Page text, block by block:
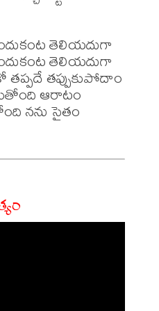
తెలియదుగా
తెలియదుగా
తప్పదే తప్పుకుపోదాం
ఆరాటం
నను సైతం